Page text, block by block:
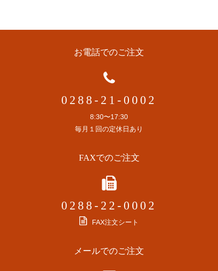
お電話でのご注文
0288-21-0002
8:30〜17:30
毎月１回の定休日あり
FAXでのご注文
0288-22-0002
FAX注文シート
メールでのご注文